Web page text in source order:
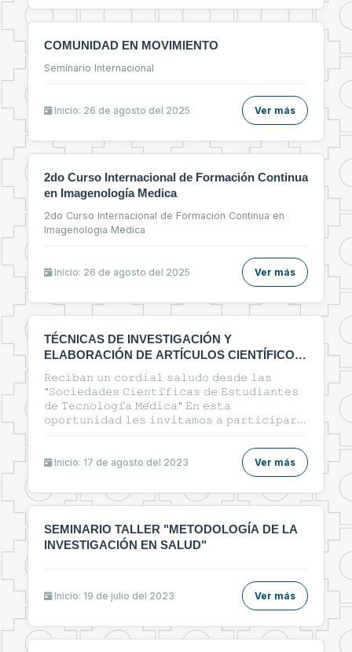
COMUNIDAD EN MOVIMIENTO
Seminario Internacional
Inicio: 26 de agosto del 2025 Ver más
2do Curso Internacional de Formación Continua
en Imagenología Medica
2do Curso Internacional de Formacion Continua en
Imagenologia Medica
Inicio: 26 de agosto del 2025 Ver más
TÉCNICAS DE INVESTIGACIÓN Y
ELABORACIÓN DE ARTÍCULOS CIENTÍFICOS
EN EL ÁREA DE LA SALUD
𝚁𝚎𝚌𝚒𝚋𝚊𝚗 𝚞𝚗 𝚌𝚘𝚛𝚍𝚒𝚊𝚕 𝚜𝚊𝚕𝚞𝚍𝚘 𝚍𝚎𝚜𝚍𝚎 𝚕𝚊𝚜
"𝚂𝚘𝚌𝚒𝚎𝚍𝚊𝚍𝚎𝚜 𝙲𝚒𝚎𝚗𝚝𝚒́𝚏𝚒𝚌𝚊𝚜 𝚍𝚎 𝙴𝚜𝚝𝚞𝚍𝚒𝚊𝚗𝚝𝚎𝚜
𝚍𝚎 𝚃𝚎𝚌𝚗𝚘𝚕𝚘𝚐𝚒́𝚊 𝙼𝚎́𝚍𝚒𝚌𝚊" 𝙴𝚗 𝚎𝚜𝚝𝚊
𝚘𝚙𝚘𝚛𝚝𝚞𝚗𝚒𝚍𝚊𝚍 𝚕𝚎𝚜 𝚒𝚗𝚟𝚒𝚝𝚊𝚖𝚘𝚜 𝚊 𝚙𝚊𝚛𝚝𝚒𝚌𝚒𝚙𝚊𝚛
ᴇʟᴀʙᴏʀᴀᴄɪᴏ́ɴ ᴅᴇ ᴀʀᴛɪ́ᴄᴜʟᴏs ᴄɪᴇɴᴛɪ́ғɪᴄᴏs ᴇɴ ᴇʟ ᴀ́ʀᴇᴀ ᴅᴇ ʟᴀ
sᴀʟᴜᴅ"🔰
Inicio: 17 de agosto del 2023 Ver más
SEMINARIO TALLER "METODOLOGÍA DE LA
INVESTIGACIÓN EN SALUD"
Inicio: 19 de julio del 2023 Ver más